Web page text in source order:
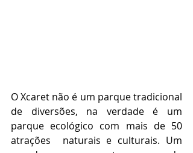
O Xcaret não é um parque tradicional
de diversões, na verdade é um
parque ecológico com mais de 50
atrações  naturais e culturais. Um